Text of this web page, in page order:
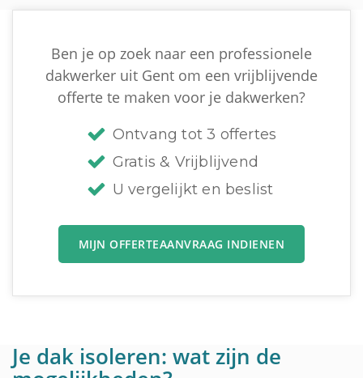
Ben je op zoek naar een professionele
dakwerker uit Gent om een vrijblijvende
offerte te maken voor je dakwerken?
Ontvang tot 3 offertes
Gratis & Vrijblijvend
U vergelijkt en beslist
MIJN OFFERTEAANVRAAG INDIENEN
Je dak isoleren: wat zijn de